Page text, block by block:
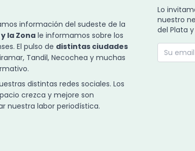
información del sudeste de la
la Zona le informamos sobre los
El pulso de distintas ciudades
Tandil, Necochea y muchas
distintas redes sociales. Los
crezca y mejore son
nuestra labor periodística.
Lo
nuestro
del Plata